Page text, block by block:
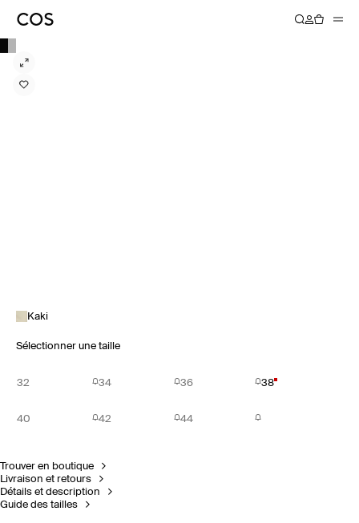
Kaki
Sélectionner une taille
32 34 36 38
40 42 44
Trouver en boutique
Livraison et retours
Détails et description
Guide des tailles